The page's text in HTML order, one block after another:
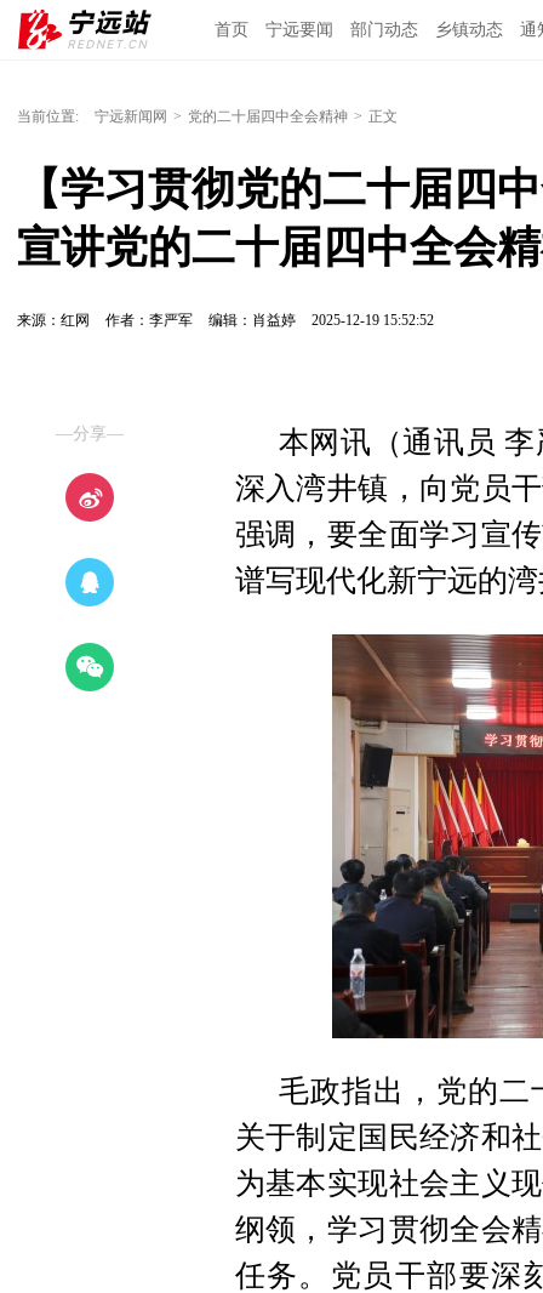
首页 宁远要闻 部门动态 乡镇动态 通
当前位置: 宁远新闻网 > 党的二十届四中全会精神 > 正文
【学习贯彻党的二十届四
宣讲党的二十届四中全会
来源：红网 作者：李严军 编辑：肖益婷 2025-12-19 15:52:52
—分享—
本网讯（通讯员
深入湾井镇，向党员
强调，要全面学习宣
谱写现代化新宁远的
毛政指出，党的二
关于制定国民经济和
为基本实现社会主义
纲领，学习贯彻全会
任务。党员干部要深